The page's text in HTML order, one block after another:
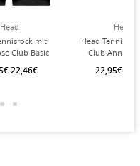
Head
mit
Club Basic
22,46€
Head
Head
Club Ann
22,95€